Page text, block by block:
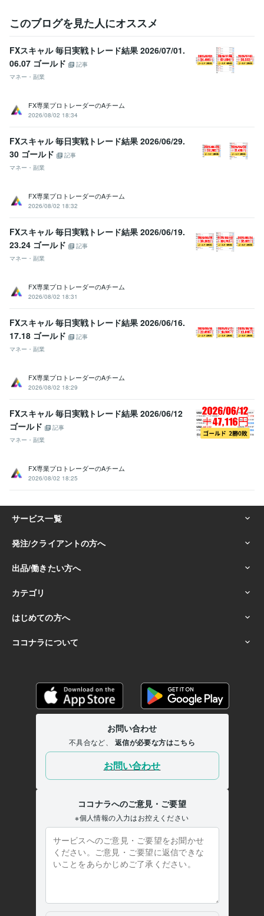
このブログを見た人にオススメ
FXスキャル 毎日実戦トレード結果 2026/07/01.
06.07 ゴールド
記事
マネー・副業
FX専業プロトレーダーのAチーム
2026/08/02 18:34
FXスキャル 毎日実戦トレード結果 2026/06/29.
30 ゴールド
記事
マネー・副業
FX専業プロトレーダーのAチーム
2026/08/02 18:32
FXスキャル 毎日実戦トレード結果 2026/06/19.
23.24 ゴールド
記事
マネー・副業
FX専業プロトレーダーのAチーム
2026/08/02 18:31
FXスキャル 毎日実戦トレード結果 2026/06/16.
17.18 ゴールド
記事
マネー・副業
FX専業プロトレーダーのAチーム
2026/08/02 18:29
FXスキャル 毎日実戦トレード結果 2026/06/12
ゴールド
記事
マネー・副業
FX専業プロトレーダーのAチーム
2026/08/02 18:25